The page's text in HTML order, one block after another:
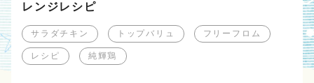
レンジレシピ
サラダチキン トップバリュ フリーフロム
レシピ 純輝鶏